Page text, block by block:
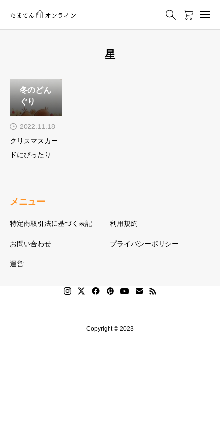
星
冬のどん
ぐり
2022.11.18
クリスマスカー
ドにぴったりな
央のヒイラギが
メニュー
特定商取引法に基づく表記 利用規約
お問い合わせ プライバシーポリシー
運営
Copyright © 2023